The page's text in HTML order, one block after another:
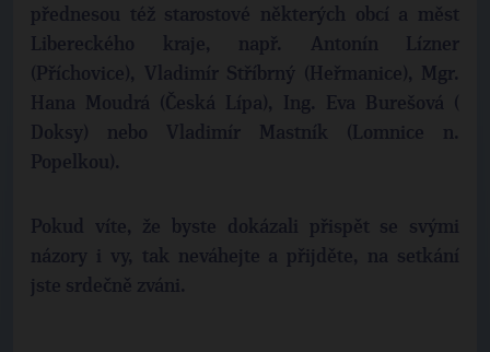
přednesou též starostové některých obcí a měst
Libereckého kraje, např. Antonín Lízner
(Příchovice), Vladimír Stříbrný (Heřmanice), Mgr.
Hana Moudrá (Česká Lípa), Ing. Eva Burešová (
Doksy) nebo Vladimír Mastník (Lomnice n.
Popelkou).
Pokud víte, že byste dokázali přispět se svými
názory i vy, tak neváhejte a přijděte, na setkání
jste srdečně zváni.